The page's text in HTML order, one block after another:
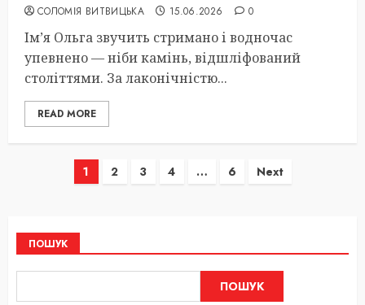
СОЛОМІЯ ВИТВИЦЬКА 15.06.2026 0
Ім’я Ольга звучить стримано і водночас
упевнено — ніби камінь, відшліфований
століттями. За лаконічністю...
READ MORE
Пагінація
1 2 3 4 … 6 Next
ПОШУК
ПОШУК